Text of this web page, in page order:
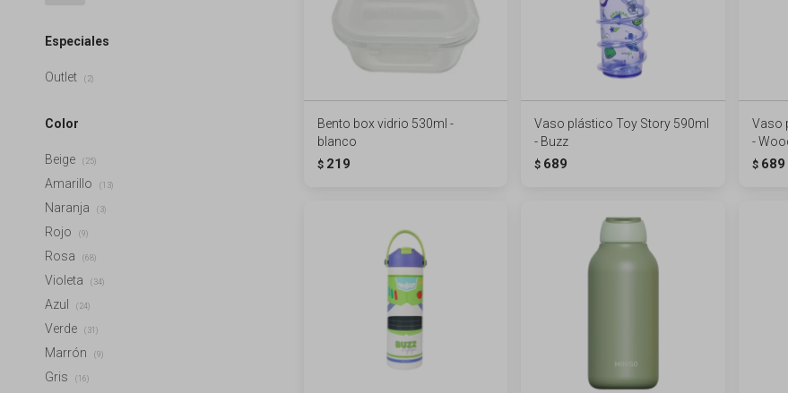
Bento box vidrio 530ml -
blanco
$ 219
Vaso plástico Toy Story 590ml
- Buzz
$ 689
Vaso
-
$ 689
Especiales
Outlet (2)
Color
Beige (25)
Amarillo (13)
Naranja (3)
Rojo (9)
Rosa (68)
Violeta (34)
Azul (24)
Verde (31)
Marrón (9)
Gris (16)